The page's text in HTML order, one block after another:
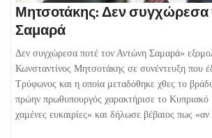
Μητσοτάκης: Δεν συγχώρεσα
Σαμαρά
Δεν συγχώρεσα ποτέ τον Αντώνη Σαμαρά»
Κωνσταντίνος Μητσοτάκης σε συνέντευξη που
Τρύφωνος και η οποία μεταδόθηκε χθες το
πρώην πρωθυπουργός χαρακτήρισε το Κυπριακό
χαμένες ευκαιρίες» και δήλωσε βέβαιος πως «αν